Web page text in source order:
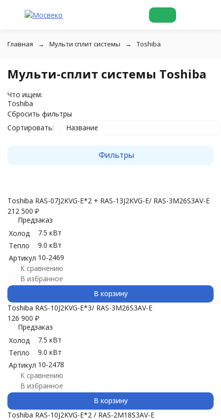
Главная Мульти сплит системы Toshiba
Мульти-сплит системы Toshiba
Что ищем:
Toshiba
Сбросить фильтры
Сортировать:
Название
Фильтры
Toshiba RAS-07J2KVG-E*2 + RAS-13J2KVG-E/ RAS-3M26S3AV-E
212 500 ₽
Предзаказ
Холод
7.5 кВт
Тепло
9.0 кВт
Артикул 10-2469
К сравнению
В избранное
В корзину
Toshiba RAS-10J2KVG-E*3/ RAS-3M26S3AV-E
126 900 ₽
Предзаказ
Холод
7.5 кВт
Тепло
9.0 кВт
Артикул 10-2478
К сравнению
В избранное
В корзину
Toshiba RAS-10J2KVG-E*2 / RAS-2M18S3AV-E